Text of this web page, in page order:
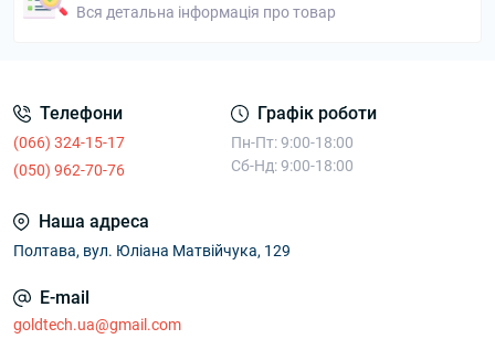
Вся детальна інформація про товар
Телефони
(066) 324-15-17
(050) 962-70-76
Графік роботи
Пн-Пт: 9:00-18:00
Сб-Нд: 9:00-18:00
Наша адреса
Полтава, вул. Юліана Матвійчука, 129
E-mail
goldtech.ua@gmail.com